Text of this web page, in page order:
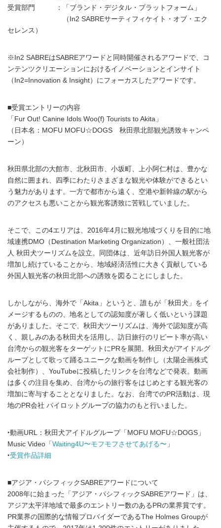
受賞部門 ：「ブランド・デジタル・プラットフォーム」
（In2 SABREサーティフィケイト・オブ・エク
セレンス）
※In2 SABREはSABREアワードと同時開催されるアワードで、コ
ンテンツクリエーションにおけるイノベーションとインサイト
（In2=Innovation & Insight）にフォーカスしたアワードです。
■受賞エントリーの内容
「Fur Out! Canine Idols Woo(f) Tourists to Akita」
（日本名：MOFU MOFU☆DOGS 秋田県北部観光誘致キャンペ
ーン）
秋田県北部の大館市、北秋田市、小坂町、上小阿仁村は、豊かな
自然に囲まれ、四季にわたりさまざまな観光や体験ができるとい
う魅力があります。一方で都市から遠く、空港や新幹線の駅から
のアクセスも悪いことから観光客誘致に苦戦していました。
そこで、この4エリアは、2016年4月に観光地域づくりを目的に地
域連携DMO（Destination Marketing Organization）、一般社団法
人 秋田犬ツーリズムを設立。同団体は、近年訪日外国人観光客が
増加し続けていることから、地域経済活性に大きく貢献している
外国人観光客の秋田北部への誘致を図ることにしました。
しかしながら、海外で「Akita」というと、誰もが「秋田犬」をイ
メージするものの、地名としての認知度が著しく低いという課題
がありました。そこで、秋田犬ツーリズムは、海外で認知度が高
く、親しみのある秋田犬を活用し、訪日旅行のリピート率が高い
台湾からの観光客をターゲットにPRを展開。秋田犬がアイドルグ
ループとして歌って踊るユニークな動画を制作し（太陽企画株式
会社制作）、YouTubeに投稿したリンクを台湾などで発表。動画
は多くの注目を集め、台湾からの旅行客をはじめとする観光客の
増加に寄与することとなりました。なお、台湾でのPR活動は、現
地のPR会社 パイロットグループの協力のもと行いました。
‣動画URL：秋田犬アイドルグループ「MOFU MOFU☆DOGS」
Music Video「 Waiting4U〜モフモフさせてあげる〜 」
‣受賞作品詳細
■アジア・パシフィックSABREアワードについて
2008年に始まった「アジア・パシフィックSABREアワード」は、
アジア太平洋地域で最多のエントリー数のあるPRの業界賞です。
PR業界の国際的な情報プロバイダーであるThe Holmes Groupが